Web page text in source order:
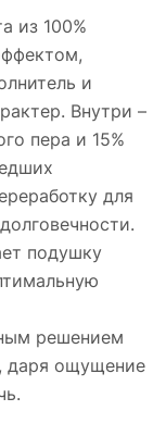
из 100%
и
Внутри –
пера и 15%
для
подушку
решением
даря ощущение